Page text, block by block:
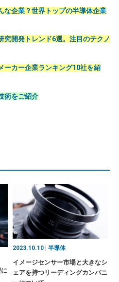
な企業？世界トップの半導体企業
究開発トレンド6選。注目のテクノ
ーカー企業ランキング10社を紹
術をご紹介
2023.10.10 | 半導体
イメージセンサー市場と大きなシ
ェアを持つリーディングカンパニ